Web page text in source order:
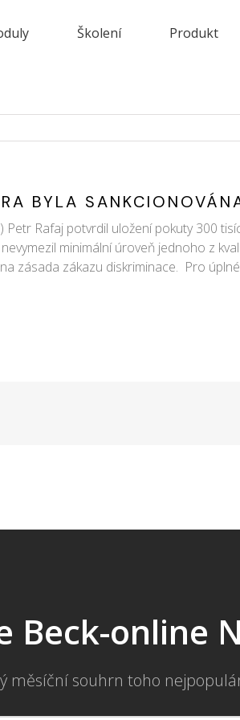
Školení Produkt
BYLA
Rafaj potvrdil uložení pokuty 300
minimální úroveň jednoho z
zásada zákazu diskriminace. Pro
Beck-online
měsíční souhrn toho